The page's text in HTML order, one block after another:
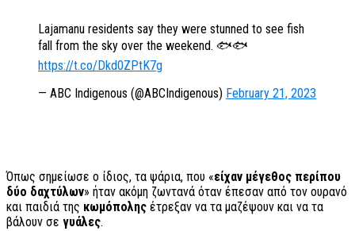
Lajamanu residents say they were stunned to see fish
fall from the sky over the weekend. 🐟🐟
https://t.co/Dkd0ZPtK7g
— ABC Indigenous (@ABCIndigenous) February 21, 2023
Όπως σημείωσε ο ίδιος, τα ψάρια, που «είχαν μέγεθος περίπου
δύο δαχτύλων» ήταν ακόμη ζωντανά όταν έπεσαν από τον ουρανό
και παιδιά της κωμόπολης έτρεξαν να τα μαζέψουν και να τα
βάλουν σε γυάλες.